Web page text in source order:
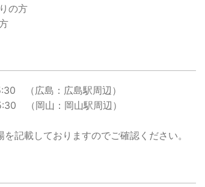
の方
（広島：広島駅周辺）
（岡山：岡山駅周辺）
記載しておりますのでご確認ください。